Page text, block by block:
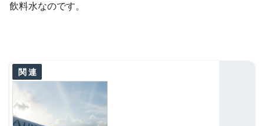
飲料水なのです。